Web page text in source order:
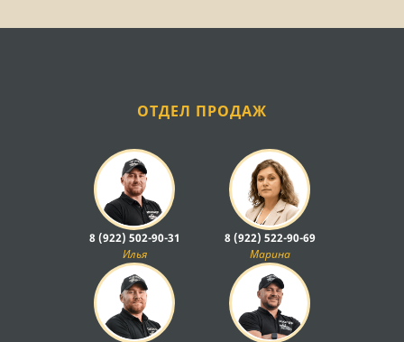
ОТДЕЛ ПРОДАЖ
8 (922) 502-90-31
Илья
8 (922) 522-90-69
Марина